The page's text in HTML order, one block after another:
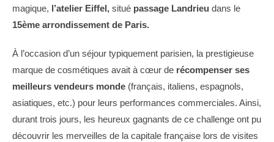
magique, l’atelier Eiffel, situé passage Landrieu dans le
15ème arrondissement de Paris.
À l’occasion d’un séjour typiquement parisien, la prestigieuse
marque de cosmétiques avait à cœur de récompenser ses
meilleurs vendeurs monde (français, italiens, espagnols,
asiatiques, etc.) pour leurs performances commerciales. Ainsi,
durant trois jours, les heureux gagnants de ce challenge ont pu
découvrir les merveilles de la capitale française lors de visites